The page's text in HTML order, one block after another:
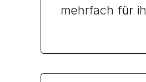
mehrfach für